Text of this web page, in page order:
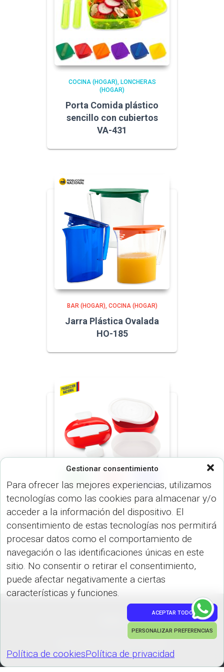
Gestionar consentimiento
Para ofrecer las mejores experiencias, utilizamos
tecnologías como las cookies para almacenar y/o
acceder a la información del dispositivo. El
consentimiento de estas tecnologías nos permitirá
procesar datos como el comportamiento de
navegación o las identificaciones únicas en este
sitio. No consentir o retirar el consentimiento,
puede afectar negativamente a ciertas
características y funciones.
ACEPTAR TODO
PERSONALIZAR PREFERENCIAS
Política de cookiesPolítica de privacidad
COCINA (HOGAR)
LONCHERAS
(HOGAR)
Porta Comida plástico
sencillo con cubiertos
VA-431
BAR (HOGAR) COCINA (HOGAR)
Jarra Plástica Ovalada
HO-185
COCINA (HOGAR) LONCHERAS
(HOGAR)
Porta Comida VA-369